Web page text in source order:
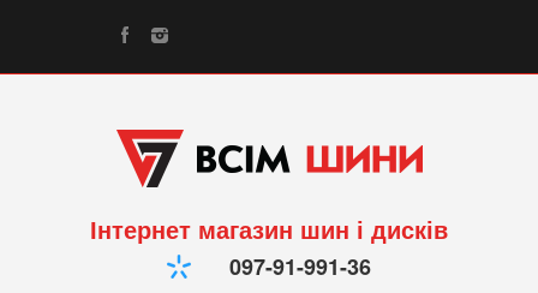
Інтернет магазин шин і дисків
097-91-991-36